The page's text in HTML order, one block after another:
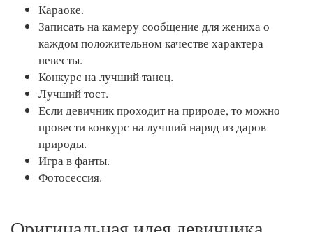
Караоке.
Записать на камеру сообщение для жениха о
каждом положительном качестве характера
невесты.
Конкурс на лучший танец.
Лучший тост.
Если девичник проходит на природе, то можно
провести конкурс на лучший наряд из даров
природы.
Игра в фанты.
Фотосессия.